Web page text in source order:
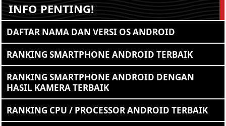
INFO PENTING!
DAFTAR NAMA DAN VERSI OS ANDROID
RANKING SMARTPHONE ANDROID TERBAIK
RANKING SMARTPHONE ANDROID DENGAN
HASIL KAMERA TERBAIK
RANKING CPU / PROCESSOR ANDROID TERBAIK